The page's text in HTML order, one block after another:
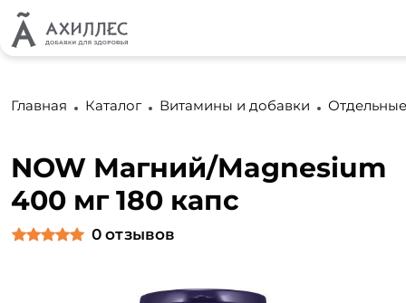
Главная Каталог Витамины и добавки
NOW Магний/Magnesium
400 мг 180 капс
0 отзывов